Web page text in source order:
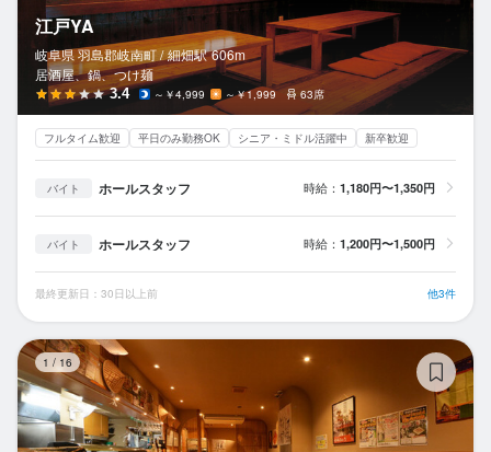
江戸YA
岐阜県 羽島郡岐南町 / 細畑駅 606m
居酒屋、鍋、つけ麺
3.4 ～￥4,999 ～￥1,999 63席
フルタイム歓迎 平日のみ勤務OK シニア・ミドル活躍中 新卒歓迎
バイト ホールスタッフ 時給： 1,180円〜1,350円
バイト ホールスタッフ 時給： 1,200円〜1,500円
最終更新日：30日以上前 他3件
1 / 16